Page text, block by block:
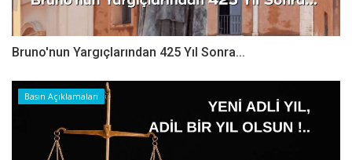
Bruno'nun Yargıçlarından 425 Yıl Sonra...
Basın Açıklamaları